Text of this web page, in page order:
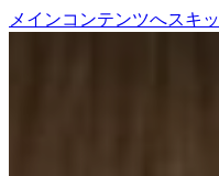
メインコンテンツへスキ